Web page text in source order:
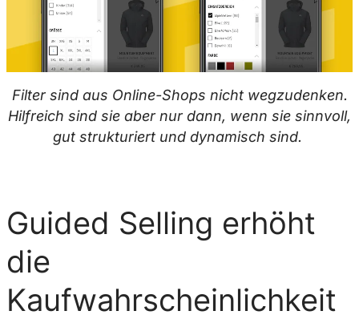
Filter sind aus Online-Shops nicht wegzudenken.
Hilfreich sind sie aber nur dann, wenn sie sinnvoll,
gut strukturiert und dynamisch sind.
Guided Selling erhöht
die
Kaufwahrscheinlichkeit